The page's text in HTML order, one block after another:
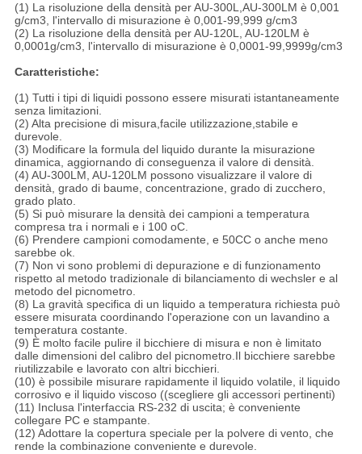
(1) La risoluzione della densità per AU-300L,AU-300LM è 0,001
g/cm3, l'intervallo di misurazione è 0,001-99,999 g/cm3
(2) La risoluzione della densità per AU-120L, AU-120LM è
0,0001g/cm3, l'intervallo di misurazione è 0,0001-99,9999g/cm3
Caratteristiche:
(1) Tutti i tipi di liquidi possono essere misurati istantaneamente
senza limitazioni.
(2) Alta precisione di misura,facile utilizzazione,stabile e
durevole.
(3) Modificare la formula del liquido durante la misurazione
dinamica, aggiornando di conseguenza il valore di densità.
(4) AU-300LM, AU-120LM possono visualizzare il valore di
densità, grado di baume, concentrazione, grado di zucchero,
grado plato.
(5) Si può misurare la densità dei campioni a temperatura
compresa tra i normali e i 100 oC.
(6) Prendere campioni comodamente, e 50CC o anche meno
sarebbe ok.
(7) Non vi sono problemi di depurazione e di funzionamento
rispetto al metodo tradizionale di bilanciamento di wechsler e al
metodo del picnometro.
(8) La gravità specifica di un liquido a temperatura richiesta può
essere misurata coordinando l'operazione con un lavandino a
temperatura costante.
(9) È molto facile pulire il bicchiere di misura e non è limitato
dalle dimensioni del calibro del picnometro.Il bicchiere sarebbe
riutilizzabile e lavorato con altri bicchieri.
(10) è possibile misurare rapidamente il liquido volatile, il liquido
corrosivo e il liquido viscoso ((scegliere gli accessori pertinenti)
(11) Inclusa l'interfaccia RS-232 di uscita; è conveniente
collegare PC e stampante.
(12) Adottare la copertura speciale per la polvere di vento, che
rende la combinazione conveniente e durevole.